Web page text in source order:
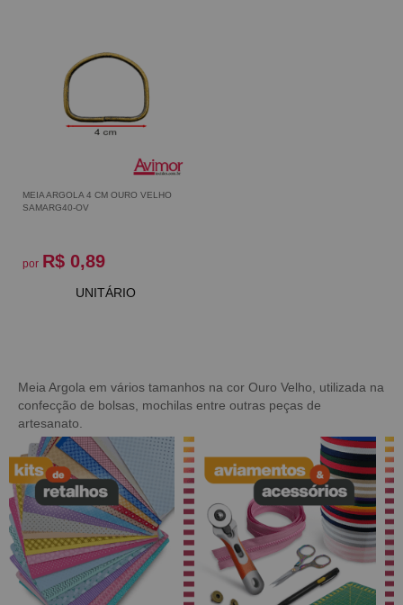
MEIA ARGOLA 4 CM OURO VELHO
SAMARG40-OV
por R$ 0,89
UNITÁRIO
Meia Argola em vários tamanhos na cor Ouro Velho, utilizada na
confecção de bolsas, mochilas entre outras peças de
artesanato.